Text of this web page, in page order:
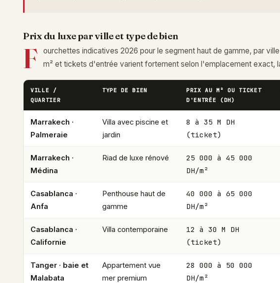
Prix du luxe par ville et type de bien
F
ourchettes indicatives 2026 pour le segment haut de gamme, par
m² et tickets d'entrée varient fortement selon l'emplacement exact,
VILLE /
QUARTIER
TYPE DE BIEN
PRIX AU M² OU TICKET
D'ENTRÉE (DH)
Marrakech ·
Palmeraie
Villa avec piscine et
jardin
8 à 35 M DH
(ticket)
Marrakech ·
Médina
Riad de luxe rénové
25 000 à 45 000
DH/m²
Casablanca ·
Anfa
Penthouse haut de
gamme
40 000 à 65 000
DH/m²
Casablanca ·
Californie
Villa contemporaine
12 à 30 M DH
(ticket)
Tanger · baie et
Malabata
Appartement vue
mer premium
28 000 à 50 000
DH/m²